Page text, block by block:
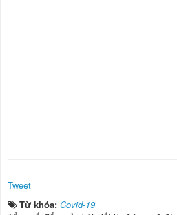
Tweet
Từ khóa: Covid-19